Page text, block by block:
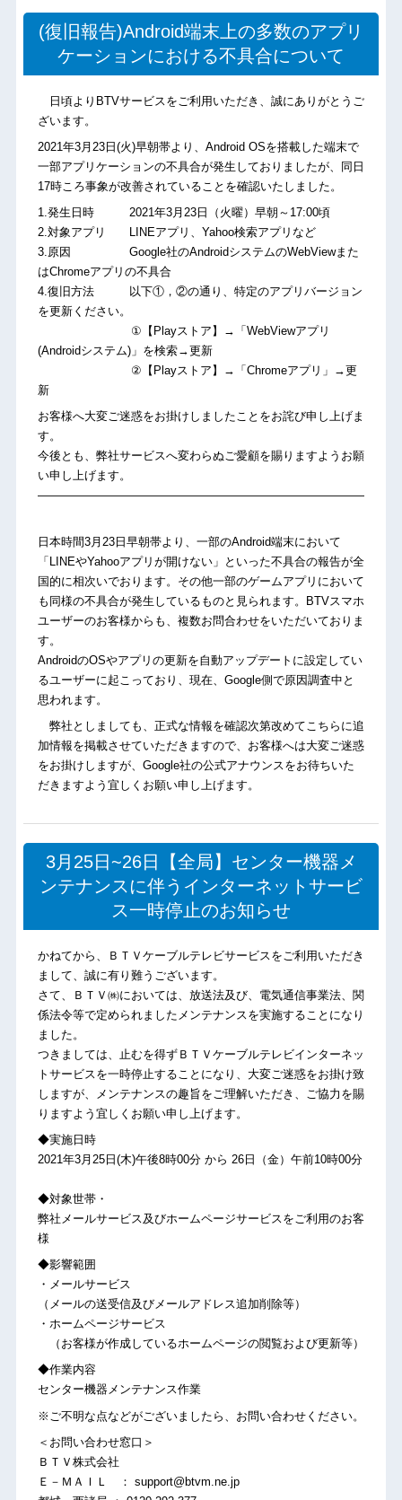
(復旧報告)Android端末上の多数のアプリ
ケーションにおける不具合について
日頃よりBTVサービスをご利用いただき、誠にありがとうご
ざいます。
2021年3月23日(火)早朝帯より、Android OSを搭載した端末で
一部アプリケーションの不具合が発生しておりましたが、同日
17時ころ事象が改善されていることを確認いたしました。
1.発生日時 2021年3月23日（火曜）早朝～17:00頃
2.対象アプリ LINEアプリ、Yahoo検索アプリなど
3.原因 Google社のAndroidシステムのWebViewまた
はChromeアプリの不具合
4.復旧方法 以下①，②の通り、特定のアプリバージョン
を更新ください。
①【Playストア】→「WebViewアプリ
(Androidシステム)」を検索→更新
②【Playストア】→「Chromeアプリ」→更
新
お客様へ大変ご迷惑をお掛けしましたことをお詫び申し上げま
す。
今後とも、弊社サービスへ変わらぬご愛顧を賜りますようお願
い申し上げます。
————————————————————————————–
日本時間3月23日早朝帯より、一部のAndroid端末において
「LINEやYahooアプリが開けない」といった不具合の報告が全
国的に相次いでおります。その他一部のゲームアプリにおいて
も同様の不具合が発生しているものと見られます。BTVスマホ
ユーザーのお客様からも、複数お問合わせをいただいておりま
す。
AndroidのOSやアプリの更新を自動アップデートに設定してい
るユーザーに起こっており、現在、Google側で原因調査中と
思われます。
弊社としましても、正式な情報を確認次第改めてこちらに追
加情報を掲載させていただきますので、お客様へは大変ご迷惑
をお掛けしますが、Google社の公式アナウンスをお待ちいた
だきますよう宜しくお願い申し上げます。
3月25日~26日【全局】センター機器メ
ンテナンスに伴うインターネットサービ
ス一時停止のお知らせ
かねてから、ＢＴＶケーブルテレビサービスをご利用いただき
まして、誠に有り難うございます。
さて、ＢＴＶ㈱においては、放送法及び、電気通信事業法、関
係法令等で定められましたメンテナンスを実施することになり
ました。
つきましては、止むを得ずＢＴＶケーブルテレビインターネッ
トサービスを一時停止することになり、大変ご迷惑をお掛け致
しますが、メンテナンスの趣旨をご理解いただき、ご協力を賜
りますよう宜しくお願い申し上げます。
◆実施日時
2021年3月25日(木)午後8時00分 から 26日（金）午前10時00分
◆対象世帯・
弊社メールサービス及びホームページサービスをご利用のお客
様
◆影響範囲
・メールサービス
（メールの送受信及びメールアドレス追加削除等）
・ホームページサービス
（お客様が作成しているホームページの閲覧および更新等）
◆作業内容
センター機器メンテナンス作業
※ご不明な点などがございましたら、お問い合わせください。
＜お問い合わせ窓口＞
ＢＴＶ株式会社
Ｅ－ＭＡＩＬ ： support@btvm.ne.jp